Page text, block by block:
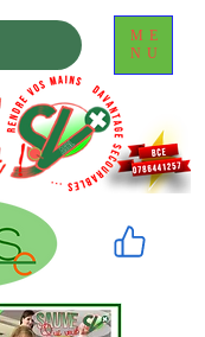
ME
NU